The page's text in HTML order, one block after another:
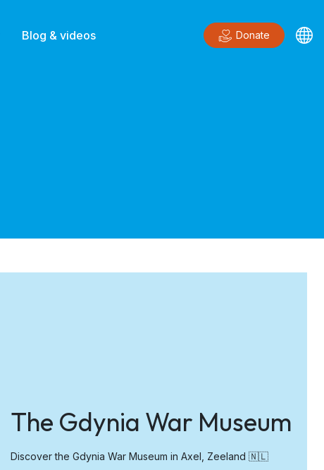
Blog & videos Donate
The Gdynia War Museum
Discover the Gdynia War Museum in Axel, Zeeland 🇳🇱